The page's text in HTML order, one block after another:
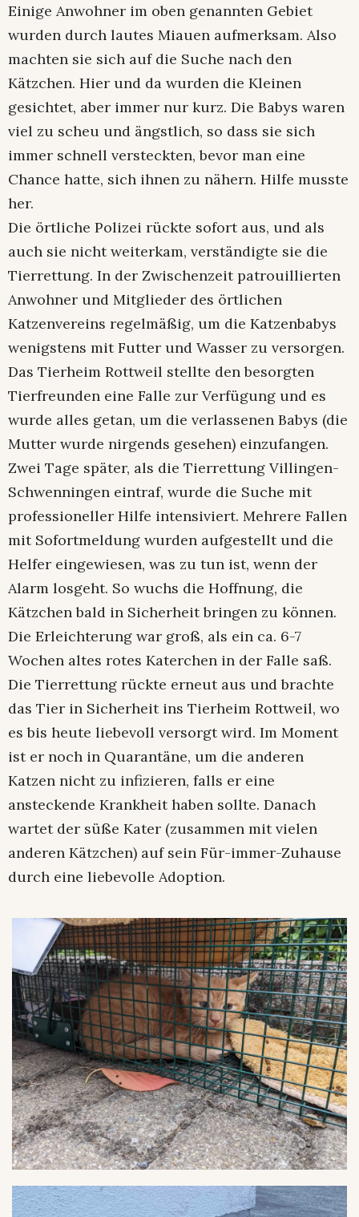
Einige Anwohner im oben genannten Gebiet
wurden durch lautes Miauen aufmerksam. Also
machten sie sich auf die Suche nach den
Kätzchen. Hier und da wurden die Kleinen
gesichtet, aber immer nur kurz. Die Babys waren
viel zu scheu und ängstlich, so dass sie sich
immer schnell versteckten, bevor man eine
Chance hatte, sich ihnen zu nähern. Hilfe musste
her.
Die örtliche Polizei rückte sofort aus, und als
auch sie nicht weiterkam, verständigte sie die
Tierrettung. In der Zwischenzeit patrouillierten
Anwohner und Mitglieder des örtlichen
Katzenvereins regelmäßig, um die Katzenbabys
wenigstens mit Futter und Wasser zu versorgen.
Das Tierheim Rottweil stellte den besorgten
Tierfreunden eine Falle zur Verfügung und es
wurde alles getan, um die verlassenen Babys (die
Mutter wurde nirgends gesehen) einzufangen.
Zwei Tage später, als die Tierrettung Villingen-
Schwenningen eintraf, wurde die Suche mit
professioneller Hilfe intensiviert. Mehrere Fallen
mit Sofortmeldung wurden aufgestellt und die
Helfer eingewiesen, was zu tun ist, wenn der
Alarm losgeht. So wuchs die Hoffnung, die
Kätzchen bald in Sicherheit bringen zu können.
Die Erleichterung war groß, als ein ca. 6-7
Wochen altes rotes Katerchen in der Falle saß.
Die Tierrettung rückte erneut aus und brachte
das Tier in Sicherheit ins Tierheim Rottweil, wo
es bis heute liebevoll versorgt wird. Im Moment
ist er noch in Quarantäne, um die anderen
Katzen nicht zu infizieren, falls er eine
ansteckende Krankheit haben sollte. Danach
wartet der süße Kater (zusammen mit vielen
anderen Kätzchen) auf sein Für-immer-Zuhause
durch eine liebevolle Adoption.